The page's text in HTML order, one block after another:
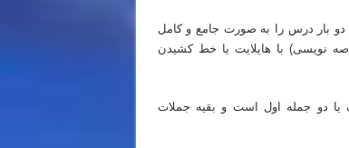
بار درس را به صورت جامع و کامل
نویسی) با هایلایت یا خط کشیدن
یا دو جمله اول است و بقیه جملات